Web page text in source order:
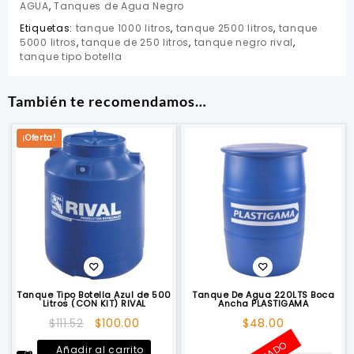
AGUA,Tanques de Agua Negro
Etiquetas: tanque 1000 litros, tanque 2500 litros, tanque
5000 litros,tanque de 250 litros, tanque negro rival,
tanque tipo botella
También te recomendamos…
¡Oferta!
Tanque Tipo Botella Azul de 500
Litros (CON KIT) RIVAL
$111.52
El
precio
$100.00
precio
Añadir al carrito
Tanque De Agua 220LTS Boca
Ancha PLASTIGAMA
$48.00